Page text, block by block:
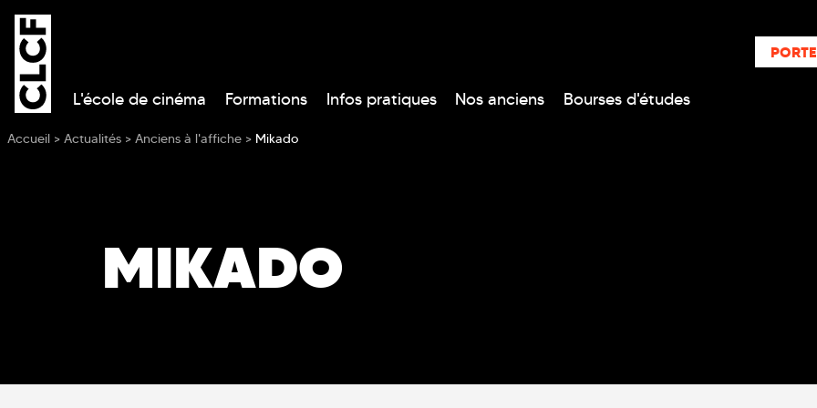
MIKADO
L'école de cinéma Formations Infos pratiques Nos anciens
Bourses d'études
Vous êtes ici
Accueil > Actualités > Anciens à l'affiche > Mikado